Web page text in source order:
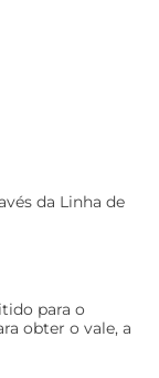
da Linha de
para o
obter o vale, a